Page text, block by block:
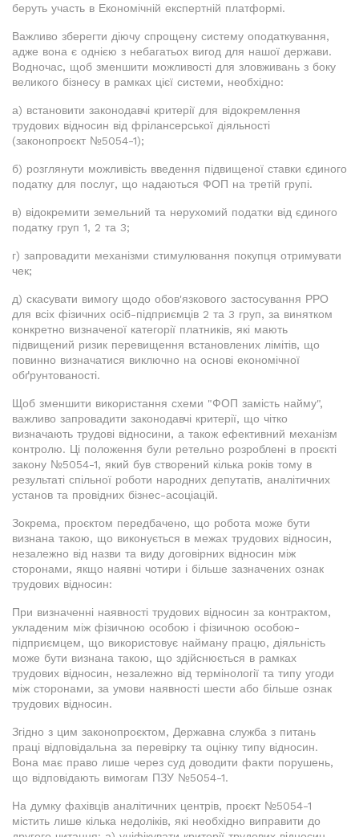
беруть участь в Економічній експертній платформі.
Важливо зберегти діючу спрощену систему оподаткування,
адже вона є однією з небагатьох вигод для нашої держави.
Водночас, щоб зменшити можливості для зловживань з боку
великого бізнесу в рамках цієї системи, необхідно:
а) встановити законодавчі критерії для відокремлення
трудових відносин від фрілансерської діяльності
(законопроєкт №5054-1);
б) розглянути можливість введення підвищеної ставки єдиного
податку для послуг, що надаються ФОП на третій групі.
в) відокремити земельний та нерухомий податки від єдиного
податку груп 1, 2 та 3;
г) запровадити механізми стимулювання покупця отримувати
чек;
д) скасувати вимогу щодо обов'язкового застосування РРО
для всіх фізичних осіб-підприємців 2 та 3 груп, за винятком
конкретно визначеної категорії платників, які мають
підвищений ризик перевищення встановлених лімітів, що
повинно визначатися виключно на основі економічної
обґрунтованості.
Щоб зменшити використання схеми "ФОП замість найму",
важливо запровадити законодавчі критерії, що чітко
визначають трудові відносини, а також ефективний механізм
контролю. Ці положення були ретельно розроблені в проєкті
закону №5054-1, який був створений кілька років тому в
результаті спільної роботи народних депутатів, аналітичних
установ та провідних бізнес-асоціацій.
Зокрема, проєктом передбачено, що робота може бути
визнана такою, що виконується в межах трудових відносин,
незалежно від назви та виду договірних відносин між
сторонами, якщо наявні чотири і більше зазначених ознак
трудових відносин:
При визначенні наявності трудових відносин за контрактом,
укладеним між фізичною особою і фізичною особою-
підприємцем, що використовує найману працю, діяльність
може бути визнана такою, що здійснюється в рамках
трудових відносин, незалежно від термінології та типу угоди
між сторонами, за умови наявності шести або більше ознак
трудових відносин.
Згідно з цим законопроєктом, Державна служба з питань
праці відповідальна за перевірку та оцінку типу відносин.
Вона має право лише через суд доводити факти порушень,
що відповідають вимогам ПЗУ №5054-1.
На думку фахівців аналітичних центрів, проєкт №5054-1
містить лише кілька недоліків, які необхідно виправити до